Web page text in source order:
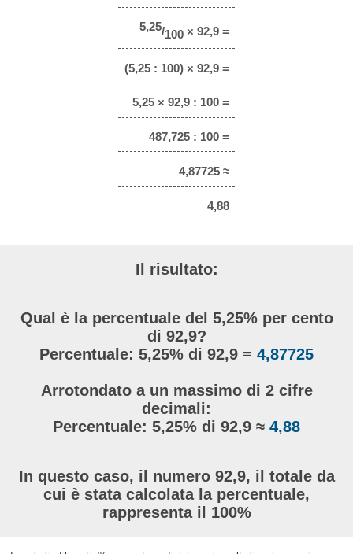
5,25/100× 92,9 =
(5,25 : 100) × 92,9 =
5,25 × 92,9 : 100 =
487,725 : 100 =
4,87725 ≈
4,88
Il risultato:
Qual è la percentuale del 5,25% per cento
di 92,9?
Percentuale: 5,25% di 92,9 = 4,87725
Arrotondato a un massimo di 2 cifre
decimali:
Percentuale: 5,25% di 92,9 ≈ 4,88
In questo caso, il numero 92,9, il totale da
cui è stata calcolata la percentuale,
rappresenta il 100%